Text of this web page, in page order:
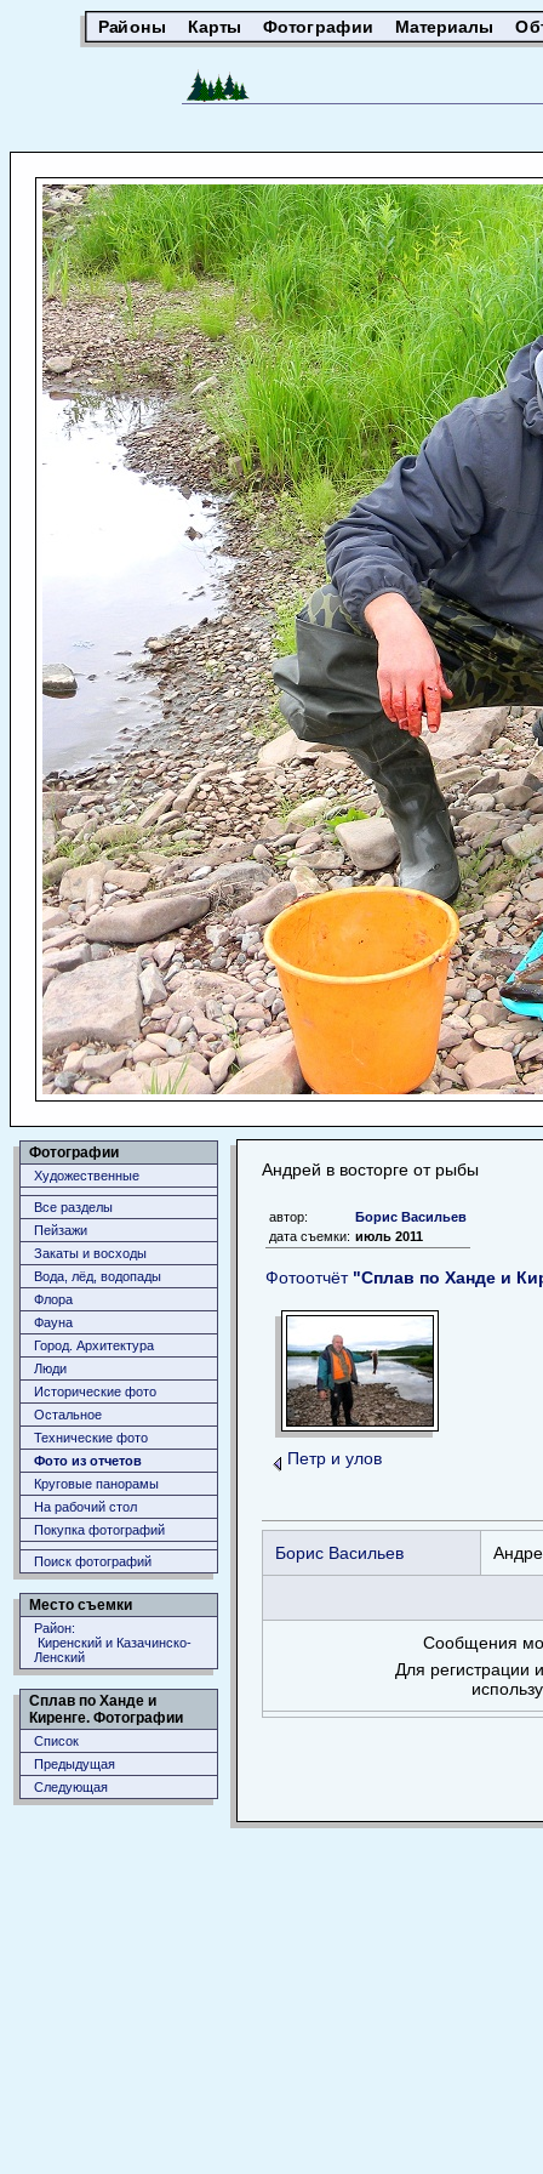
Районы Карты Фотографии Материалы
Фотографии
Художественные
Все разделы
Пейзажи
Закаты и восходы
Вода, лёд, водопады
Флора
Фауна
Город. Архитектура
Люди
Исторические фото
Остальное
Технические фото
Фото из отчетов
Круговые панорамы
На рабочий стол
Покупка фотографий
Поиск фотографий
Место съемки
Район:
Киренский и Казачинско-
Ленский
Сплав по Ханде и
Киренге. Фотографии
Список
Предыдущая
Следующая
Андрей в восторге от рыбы
автор:
Борис Васильев
дата съемки: июль 2011
Фотоотчёт "Сплав по Ханде и
Петр и улов
Борис Васильев
Сообщения
Для регистрации